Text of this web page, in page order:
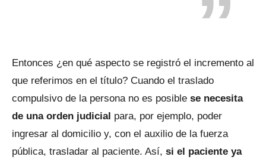
Entonces ¿en qué aspecto se registró el incremento al
que referimos en el título? Cuando el traslado
compulsivo de la persona no es posible se necesita
de una orden judicial para, por ejemplo, poder
ingresar al domicilio y, con el auxilio de la fuerza
pública, trasladar al paciente. Así, si el paciente ya